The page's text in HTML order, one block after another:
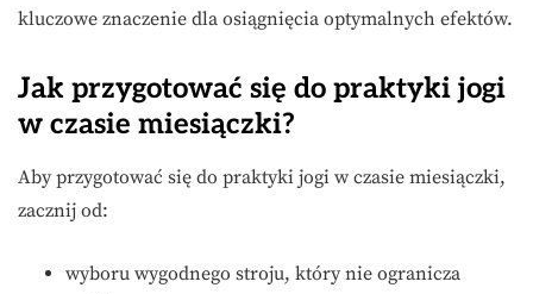
kluczowe znaczenie dla osiągnięcia optymalnych efektów.
Jak przygotować się do praktyki jogi
w czasie miesiączki?
Aby przygotować się do praktyki jogi w czasie miesiączki,
zacznij od:
wyboru wygodnego stroju, który nie ogranicza